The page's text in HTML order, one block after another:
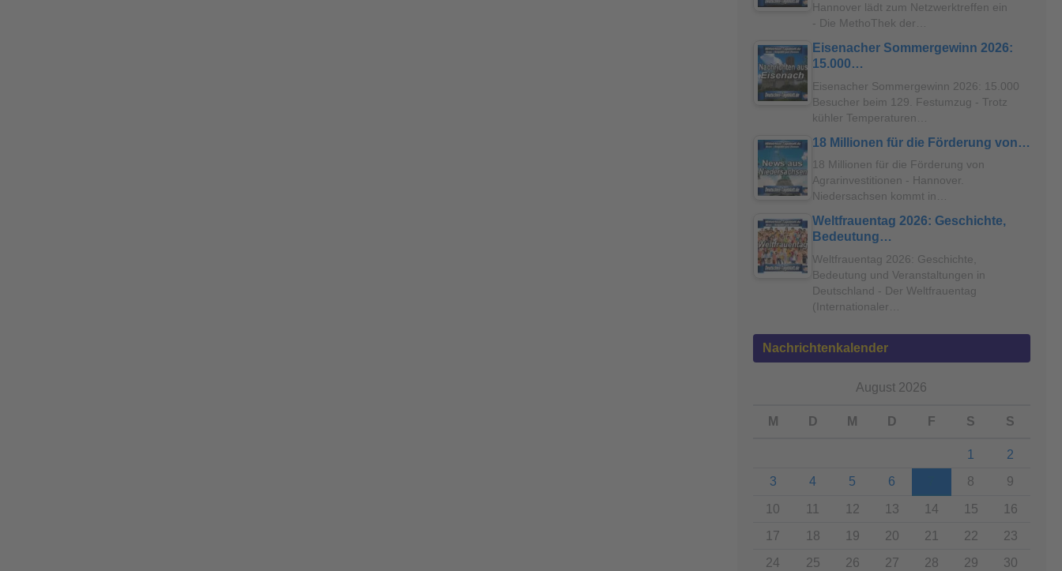
Hannover lädt zum Netzwerktreffen ein
- Die MethoThek der…
Eisenacher Sommergewinn 2026:
15.000…
Eisenacher Sommergewinn 2026: 15.000
Besucher beim 129. Festumzug - Trotz
kühler Temperaturen…
18 Millionen für die Förderung von…
18 Millionen für die Förderung von
Agrarinvestitionen - Hannover.
Niedersachsen kommt in…
Weltfrauentag 2026: Geschichte,
Bedeutung…
Weltfrauentag 2026: Geschichte,
Bedeutung und Veranstaltungen in
Deutschland - Der Weltfrauentag
(Internationaler…
Nachrichtenkalender
August 2026
M D M D F S S
1
2
3
4 5 6 8 9
10 11 12 13 14 15
16
17
18 19 20 21 22
23
24
25 26 27 28 29
30